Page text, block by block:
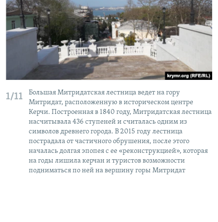
1/11
Большая Митридатская лестница ведет на гору
Митридат, расположенную в историческом центре
Керчи. Построенная в 1840 году, Митридатская лестница
насчитывала 436 ступеней и считалась одним из
символов древнего города. В 2015 году лестница
пострадала от частичного обрушения, после этого
началась долгая эпопея с ее «реконструкцией», которая
на годы лишила керчан и туристов возможности
подниматься по ней на вершину горы Митридат